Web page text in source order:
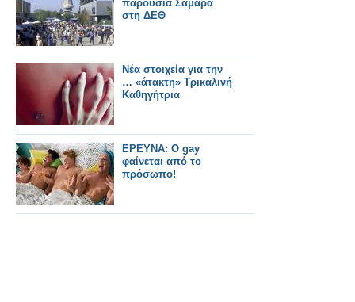
παρουσία Σαμαρά
στη ΔΕΘ
Νέα στοιχεία για την
… «άτακτη» Τρικαλινή
Καθηγήτρια
ΕΡΕΥΝΑ: Ο gay
φαίνεται από το
πρόσωπο!